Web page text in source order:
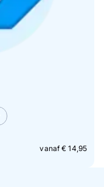
vanaf € 14,95